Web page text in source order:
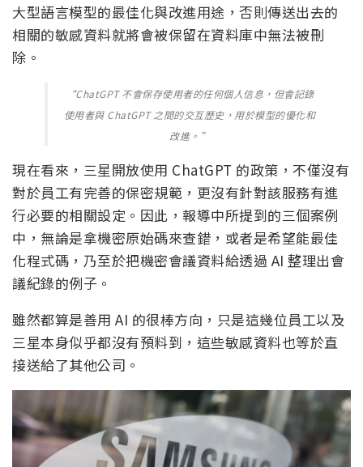
大型語言模型的最佳化與改進用途，否則傳送出去的
相關的敏感資料就將會被保留在資料庫中無法被刪
除。
“ChatGPT 不會保存使用者的任何個人信息，但會記錄
使用者與 ChatGPT 之間的交互歷史，用於模型的優化和
改進。”
現在看來，三星開放使用 ChatGPT 的政策，不僅沒有
對於員工有完善的保密規範，更沒有針對該服務有進
行必要的相關設定。因此，報導中所提到的三個案例
中，無論是拿機密原始碼來查錯，或者是希望能最佳
化程式碼，乃至於把機密會議資料給透過 AI 整理出會
議紀錄的例子。
雖然都算是善用 AI 的很棒方向，只是這幾位員工以及
三星本身似乎都沒有預料到，這些敏感資料也等於直
接送給了其他公司。